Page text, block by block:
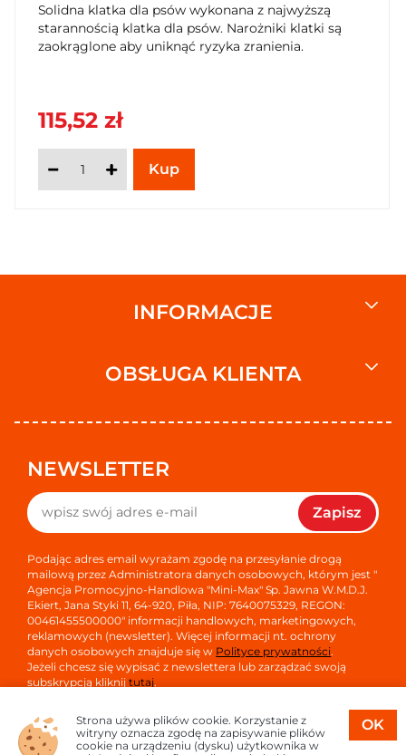
Solidna klatka dla psów wykonana z najwyższą
starannością klatka dla psów. Narożniki klatki są
zaokrąglone aby uniknąć ryzyka zranienia.
115,52 zł
INFORMACJE
OBSŁUGA KLIENTA
NEWSLETTER
Zapisz
Podając adres email wyrażam zgodę na przesyłanie drogą
mailową przez Administratora danych osobowych, którym jest "
Agencja Promocyjno-Handlowa "Mini-Max" Sp. Jawna W.M.D.J.
Ekiert, Jana Styki 11, 64-920, Piła, NIP: 7640075329, REGON:
00461455500000" informacji handlowych, marketingowych,
reklamowych (newsletter). Więcej informacji nt. ochrony
danych osobowych znajduje się w Polityce prywatności.
Jeżeli chcesz się wypisać z newslettera lub zarządzać swoją
subskrypcją kliknijtutaj.
OK
Strona używa plików cookie. Korzystanie z
witryny oznacza zgodę na zapisywanie plików
cookie na urządzeniu (dysku) użytkownika w